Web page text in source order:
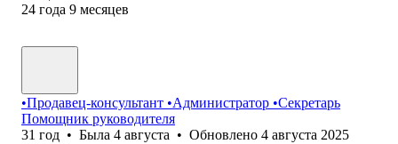
24 года 9 месяцев
•Продавец-консультант •Администратор •Секретарь
Помощник руководителя
31 год • Была 4 августа • Обновлено 4 августа 2025